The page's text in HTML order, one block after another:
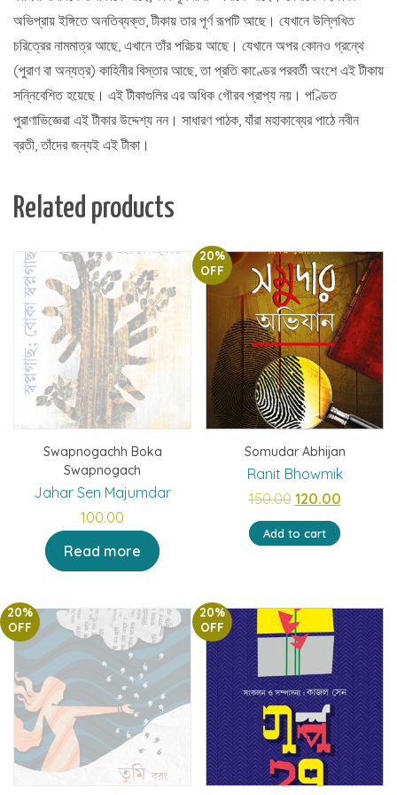
অভিপ্রায় ইঙ্গিতে অনতিব্যক্ত, টীকায় তার পূর্ণ রূপটি আছে। যেখানে উল্লিখিত
চরিত্রের নামমাত্র আছে, এখানে তাঁর পরিচয় আছে। যেখানে অপর কোনও গ্রন্থে
(পুরাণ বা অন্যত্র) কাহিনীর বিস্তার আছে, তা প্রতি কাণ্ডের পরবর্তী অংশে এই টীকায়
সন্নিবেশিত হয়েছে। এই টীকাগুলির এর অধিক গৌরব প্রাপ্য নয়। পণ্ডিত
পুরাণাভিজ্ঞেরা এই টীকার উদ্দেশ্য নন। সাধারণ পাঠক, যাঁরা মহাকাব্যের পাঠে নবীন
ব্রতী, তাঁদের জন্যই এই টীকা।
Related products
Swapnogachh Boka
Swapnogach
Jahar Sen Majumdar
100.00
Read more
20%
OFF
Somudar Abhijan
Ranit Bhowmik
150.00 Original
price
was:
120.00Current
Add to cart
20%
OFF
20%
OFF